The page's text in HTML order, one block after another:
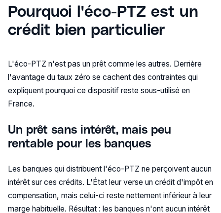
Pourquoi l'éco-PTZ est un
crédit bien particulier
L'éco-PTZ n'est pas un prêt comme les autres. Derrière
l'avantage du taux zéro se cachent des contraintes qui
expliquent pourquoi ce dispositif reste sous-utilisé en
France.
Un prêt sans intérêt, mais peu
rentable pour les banques
Les banques qui distribuent l'éco-PTZ ne perçoivent aucun
intérêt sur ces crédits. L'État leur verse un crédit d'impôt en
compensation, mais celui-ci reste nettement inférieur à leur
marge habituelle. Résultat : les banques n'ont aucun intérêt